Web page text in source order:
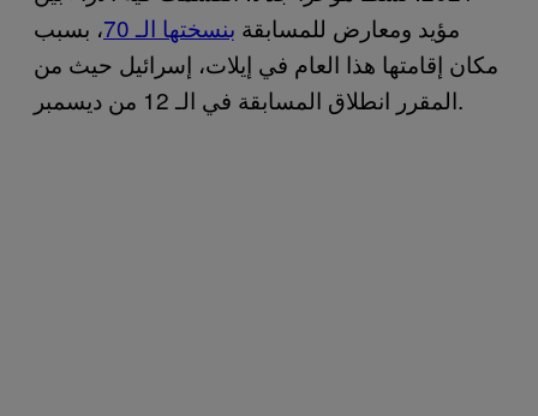
مؤيد ومعارض للمسابقة بنسختها الـ 70
، بسبب
مكان إقامتها هذا العام في إيلات، إسرائيل حيث من
المقرر انطلاق المسابقة في الـ 12 من ديسمبر.